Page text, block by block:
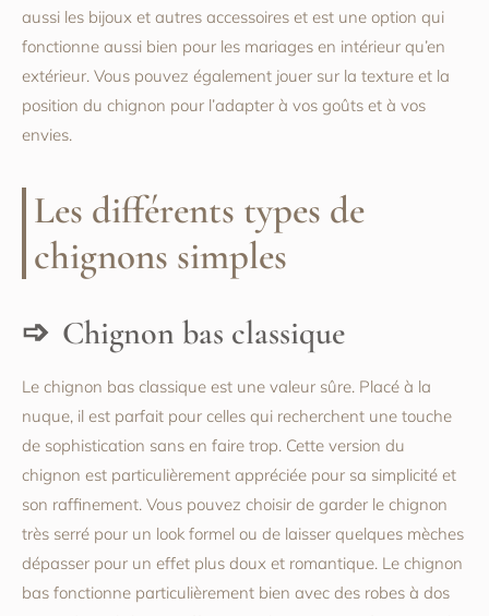
aussi les bijoux et autres accessoires et est une option qui
fonctionne aussi bien pour les mariages en intérieur qu’en
extérieur. Vous pouvez également jouer sur la texture et la
position du chignon pour l’adapter à vos goûts et à vos
envies.
Les différents types de
chignons simples
Chignon bas classique
Le chignon bas classique est une valeur sûre. Placé à la
nuque, il est parfait pour celles qui recherchent une touche
de sophistication sans en faire trop. Cette version du
chignon est particulièrement appréciée pour sa simplicité et
son raffinement. Vous pouvez choisir de garder le chignon
très serré pour un look formel ou de laisser quelques mèches
dépasser pour un effet plus doux et romantique. Le chignon
bas fonctionne particulièrement bien avec des robes à dos